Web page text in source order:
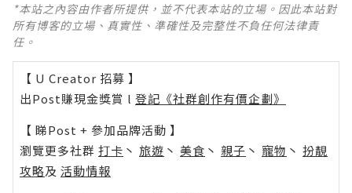
*本站之內容由作者所提供，並不代表本站的立場。因此本站對
所有博客的立場、真實性、準確性及完整性不負任何法律責
任。
【 U Creator 招募 】
出Post賺現金獎賞 l 登記《社群創作有價企劃》
【 睇Post + 參加品牌活動 】
瀏覽更多社群 打卡 丶 旅遊 丶 美食 丶 親子 丶 寵物 丶 扮靚
攻略及 活動情報